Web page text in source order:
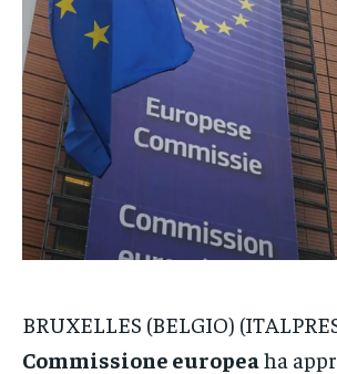
POLITICA
ECONOMIA
SPORT
CONTATTI
POLITICA
ECONOMIA
SPORT
GRUPPO
CONTATTI
POLITICA
ECONOMIA
SPORT
GRUPPO
CONTATTI
BRUXELLES (BELGIO)
Commissione europea ha